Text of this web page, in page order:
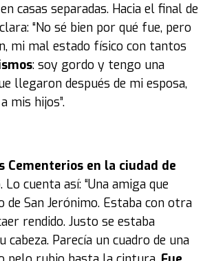
casas separadas. Hacia el final de
“No sé bien por qué fue, pero
mi mal estado físico con tantos
: soy gordo y tengo una
llegaron después de mi esposa,
mis hijos”.
Cementerios en la ciudad de
cuenta así: “Una amiga que
San Jerónimo. Estaba con otra
rendido. Justo se estaba
Parecía un cuadro de una